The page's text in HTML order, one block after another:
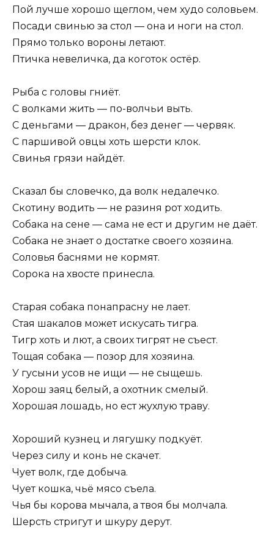
Пой лучше хорошо щеглом, чем худо соловьем.
Посади свинью за стол — она и ноги на стол.
Прямо только вороны летают.
Птичка невеличка, да коготок остёр.
Рыба с головы гниёт.
С волками жить — по-волчьи выть.
С деньгами — дракон, без денег — червяк.
С паршивой овцы хоть шерсти клок.
Свинья грязи найдёт.
Сказал бы словечко, да волк недалечко.
Скотину водить — не разиня рот ходить.
Собака на сене — сама не ест и другим не даёт.
Собака не знает о достатке своего хозяина.
Соловья баснями не кормят.
Сорока на хвосте принесла.
Старая собака понапрасну не лает.
Стая шакалов может искусать тигра.
Тигр хоть и лют, а своих тигрят не съест.
Тощая собака — позор для хозяина.
У гусыни усов не ищи — не сыщешь.
Хорош заяц белый, а охотник смелый.
Хорошая лошадь, но ест жухлую траву.
Хороший кузнец и лягушку подкуёт.
Через силу и конь не скачет.
Чует волк, где добыча.
Чует кошка, чьё мясо съела.
Чья бы корова мычала, а твоя бы молчала.
Шерсть стригут и шкуру дерут.